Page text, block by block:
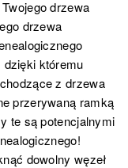
drzewa
drzewa
któremu
z drzewa
przerywaną ramką
te są potencjalnymi
dowolny węzeł